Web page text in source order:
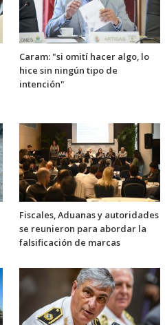
Caram: "si omití hacer algo, lo
hice sin ningún tipo de
intención"
Fiscales, Aduanas y autoridades
se reunieron para abordar la
falsificación de marcas